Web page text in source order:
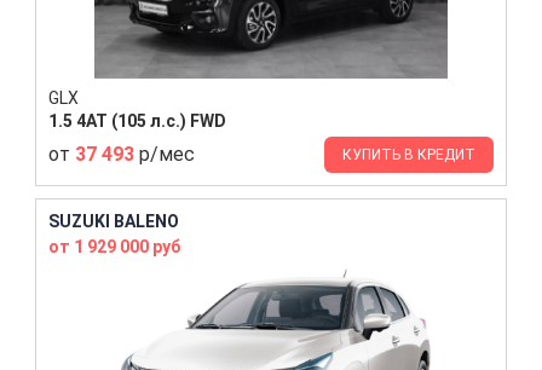
GLX
1.5 4AT (105 л.с.) FWD
от 37 493 р/мес КУПИТЬ В КРЕДИТ
SUZUKI BALENO
от 1 929 000 руб